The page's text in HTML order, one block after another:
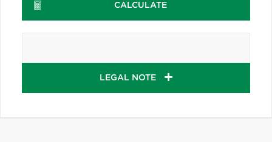
CALCULATE
LEGAL NOTE